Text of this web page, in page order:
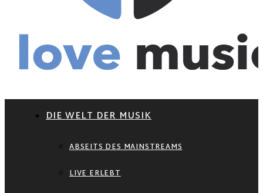
DIE WELT DER MUSIK
ABSEITS DES MAINSTREAMS
LIVE ERLEBT